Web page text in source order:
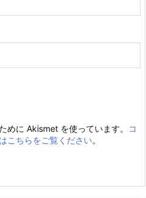
めに Akismet を使っています。
コ
こちらをご覧ください。